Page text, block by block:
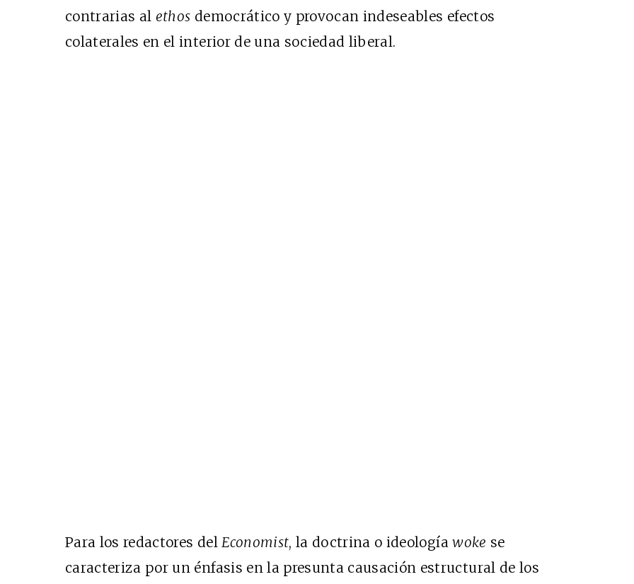
contrarias al ethos democrático y provocan indeseables efectos
colaterales en el interior de una sociedad liberal.
Para los redactores delEconomist, la doctrina o ideologíawoke se
caracteriza por un énfasis en la presunta causación estructural de los